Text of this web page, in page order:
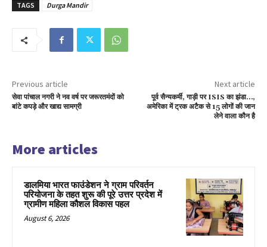
TAGS Durga Mandir
Previous article
सेवा पांचाल नगरी ने नव वर्ष पर जरूरतमंदों को
बांटे कपड़े और खाद्य सामग्री
Next article
पूर्व सैन्यकर्मी, गाड़ी पर ISIS का झंडा…,
अमेरिका में ट्रक अटैक से 15 लोगों की जान
लेने वाला कौन है
More articles
डालमिया भारत फाउंडेशन ने ग्राम परिवर्तन
परियोजना के तहत शुरू की पूरे उत्तर प्रदेश में
ग्रामीण महिला कौशल विकास पहल
August 6, 2026